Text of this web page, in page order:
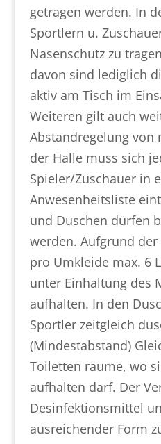
getragen werden. In
Sportlern u.
Nasenschutz zu
davon sind lediglich
aktiv am Tisch im
Weiteren gilt auch
Abstandregelung von
der Halle muss sich
Spieler/Zuschauer in
Anwesenheitsliste
und Duschen dürfen
werden. Aufgrund
pro Umkleide max. 6
unter Einhaltung des
aufhalten. In den
Sportler zeitgleich
(Mindestabstand)
Toiletten räume, wo
aufhalten darf. Der
Desinfektionsmittel
ausreichender Form